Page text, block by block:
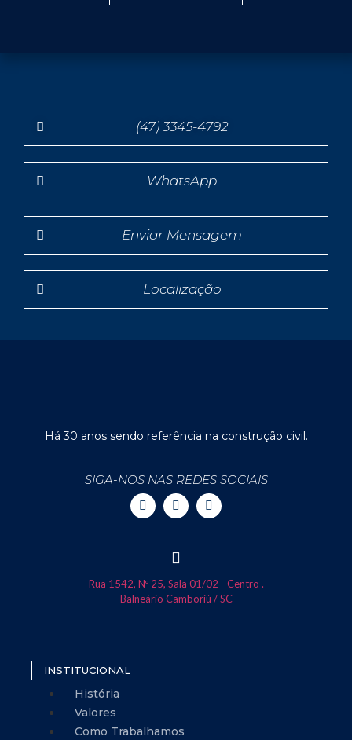
(47) 3345-4792
WhatsApp
Enviar Mensagem
Localização
Há 30 anos sendo referência na construção civil.
SIGA-NOS NAS REDES SOCIAIS
Rua 1542, Nº 25, Sala 01/02 - Centro .
Balneário Camboriú / SC
INSTITUCIONAL
História
Valores
Como Trabalhamos